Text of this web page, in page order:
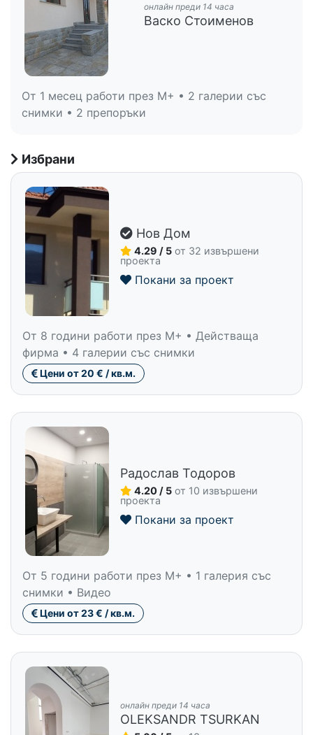
онлайн преди 14 часа
Васко Стоименов
От 1 месец работи през M+ • 2 галерии със
снимки • 2 препоръки
Избрани
Нов Дом
4.29 / 5 от 32 извършени
проекта
Покани за проект
От 8 години работи през M+ • Действаща
фирма • 4 галерии със снимки
Цени от 20 € / кв.м.
Радослав Тодоров
4.20 / 5 от 10 извършени
проекта
Покани за проект
От 5 години работи през M+ • 1 галерия със
снимки • Видео
Цени от 23 € / кв.м.
онлайн преди 14 часа
OLEKSANDR TSURKAN